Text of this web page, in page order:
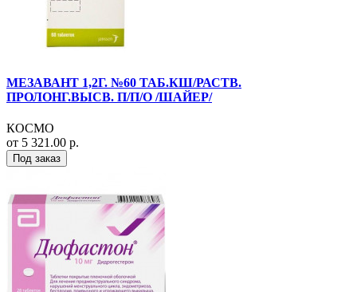
МЕЗАВАНТ 1,2Г. №60 ТАБ.КШ/РАСТВ.
ПРОЛОНГ.ВЫСВ. П/П/О /ШАЙЕР/
КОСМО
от 5 321.00 р.
Под заказ